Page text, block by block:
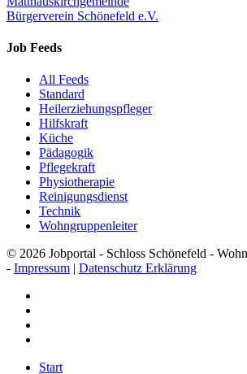
Bürgerverein Schönefeld e.V.
Job Feeds
All Feeds
Standard
Heilerziehungspfleger
Hilfskraft
Küche
Pädagogik
Pflegekraft
Physiotherapie
Reinigungsdienst
Technik
Wohngruppenleiter
© 2026 Jobportal - Schloss Schönefeld -
- Impressum | Datenschutz Erklärung
Close
Start